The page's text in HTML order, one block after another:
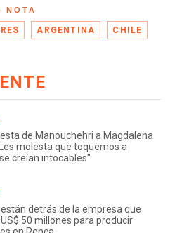
NOTA
ARGENTINA CHILE
de Manouchehri a Magdalena
molesta que toquemos a
creían intocables"
detrás de la empresa que
50 millones para producir